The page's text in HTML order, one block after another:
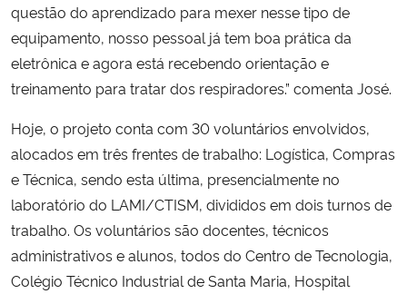
questão do aprendizado para mexer nesse tipo de
equipamento, nosso pessoal já tem boa prática da
eletrônica e agora está recebendo orientação e
treinamento para tratar dos respiradores.” comenta José.
Hoje, o projeto conta com 30 voluntários envolvidos,
alocados em três frentes de trabalho: Logística, Compras
e Técnica, sendo esta última, presencialmente no
laboratório do LAMI/CTISM, divididos em dois turnos de
trabalho. Os voluntários são docentes, técnicos
administrativos e alunos, todos do Centro de Tecnologia,
Colégio Técnico Industrial de Santa Maria, Hospital